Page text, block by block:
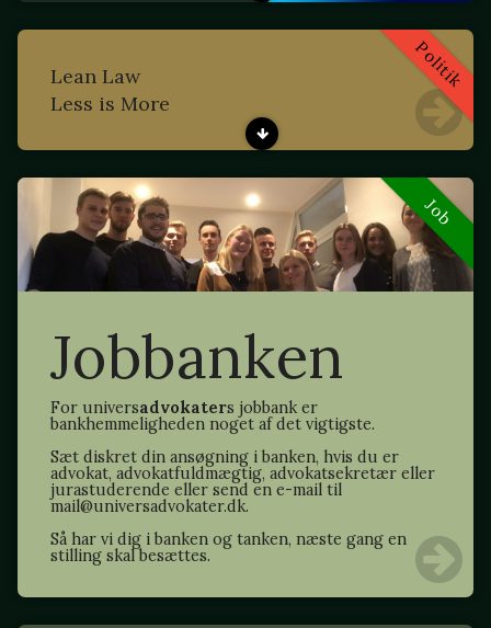
Politik
Lean Law
Less is More
Job
Jobbanken
For universadvokaters jobbank er
bankhemmeligheden noget af det vigtigste.
Sæt diskret din ansøgning i banken, hvis du er
advokat, advokatfuldmægtig, advokatsekretær eller
jurastuderende eller send en e-mail til
mail@universadvokater.dk.
Så har vi dig i banken og tanken, næste gang en
stilling skal besættes.